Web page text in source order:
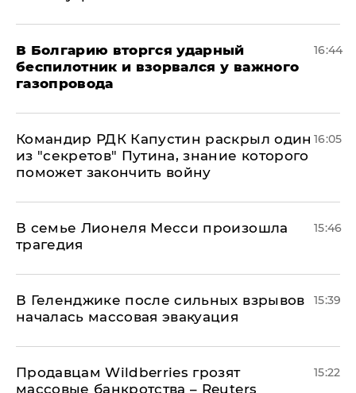
В Болгарию вторгся ударный
беспилотник и взорвался у важного
газопровода
16:44
Командир РДК Капустин раскрыл один
из "секретов" Путина, знание которого
поможет закончить войну
16:05
В семье Лионеля Месси произошла
трагедия
15:46
В Геленджике после сильных взрывов
началась массовая эвакуация
15:39
Продавцам Wildberries грозят
массовые банкротства – Reuters
15:22